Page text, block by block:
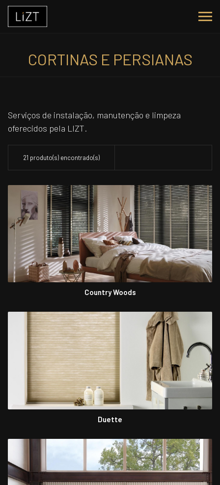
CORTINAS E PERSIANAS
Serviços de instalação, manutenção e limpeza
oferecidos pela LIZT.
21 produto(s) encontrado(s)
Country Woods
Duette